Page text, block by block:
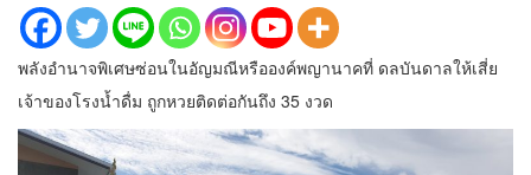
พลังอำนาจพิเศษซ่อนในอัญมณีหรือองค์พญานาคที่ ดลบันดาลให้เสี่ย
เจ้าของโรงน้ำดื่ม ถูกหวยติดต่อกันถึง 35 งวด